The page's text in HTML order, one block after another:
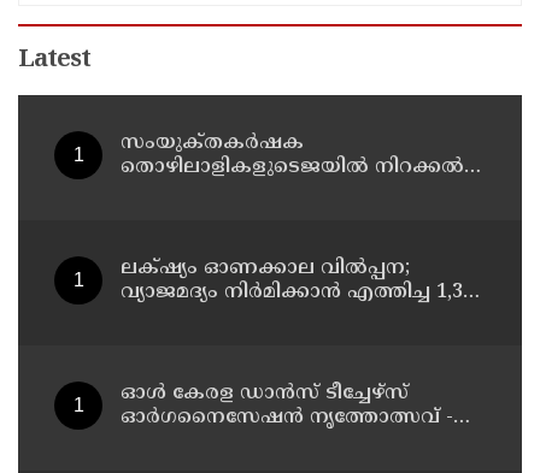
Latest
സംയുക്‌തകർഷക
തൊഴിലാളികളുടെജയിൽ നിറക്കൽ
ലക്‌ഷ്യം ഓണക്കാല വിൽപ്പന;
വ്യാജമദ്യം നിർമിക്കാൻ എത്തിച്ച 1,350
ഓൾ കേരള ഡാൻസ് ടീച്ചേഴ്സ്
ഓർഗനൈസേഷൻ നൃത്തോത്സവ് -